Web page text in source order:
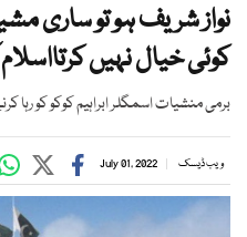
نواز شریف ہو تو ساری
کوئی خیال نہیں
برمی منشیات اسمگلر ابراہیم کوکو کو رہا
ویب ڈیسک July 01, 2022